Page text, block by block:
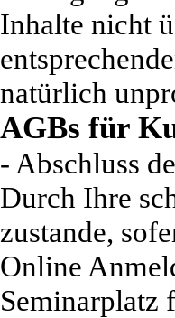
Inhalte nicht
natürlich
AGBs für
- Abschluss
Durch Ihre
zustande,
Online
Seminarplatz